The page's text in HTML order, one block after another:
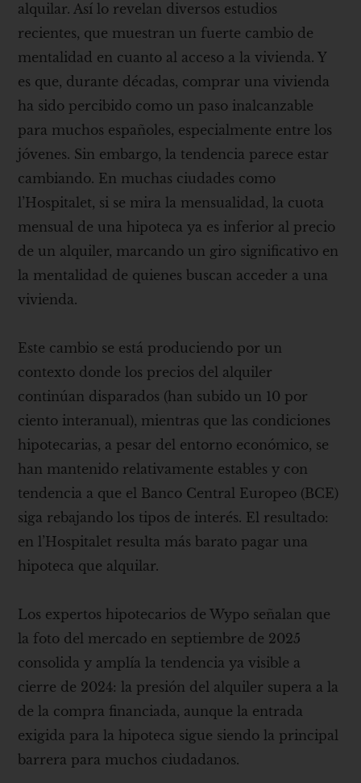
alquilar. Así lo revelan diversos estudios
recientes, que muestran un fuerte cambio de
mentalidad en cuanto al acceso a la vivienda. Y
es que, durante décadas, comprar una vivienda
ha sido percibido como un paso inalcanzable
para muchos españoles, especialmente entre los
jóvenes. Sin embargo, la tendencia parece estar
cambiando. En muchas ciudades como
l’Hospitalet, si se mira la mensualidad, la cuota
mensual de una hipoteca ya es inferior al precio
de un alquiler, marcando un giro significativo en
la mentalidad de quienes buscan acceder a una
vivienda.
Este cambio se está produciendo por un
contexto donde los precios del alquiler
continúan disparados (han subido un 10 por
ciento interanual), mientras que las condiciones
hipotecarias, a pesar del entorno económico, se
han mantenido relativamente estables y con
tendencia a que el Banco Central Europeo (BCE)
siga rebajando los tipos de interés. El resultado:
en l’Hospitalet resulta más barato pagar una
hipoteca que alquilar.
Los expertos hipotecarios de Wypo señalan que
la foto del mercado en septiembre de 2025
consolida y amplía la tendencia ya visible a
cierre de 2024: la presión del alquiler supera a la
de la compra financiada, aunque la entrada
exigida para la hipoteca sigue siendo la principal
barrera para muchos ciudadanos.